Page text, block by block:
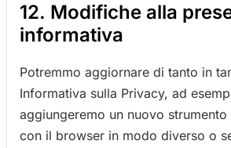
12. Modifiche alla
informativa
Potremmo aggiornare di tanto in
Informativa sulla Privacy, ad
aggiungeremo un nuovo
con il browser in modo diverso o